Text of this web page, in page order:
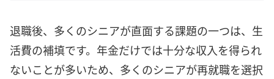
退職後、多くのシニアが直面する課題の一つは、生
活費の補填です。年金だけでは十分な収入を得られ
ないことが多いため、多くのシニアが再就職を選択